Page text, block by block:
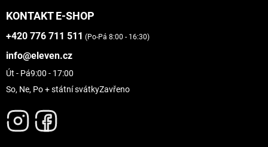
KONTAKT E-SHOP
+420 776 711 511 (Po-Pá 8:00 - 16:30)
info@eleven.cz
Út - Pá9:00 - 17:00
So, Ne, Po + státní svátkyZavřeno